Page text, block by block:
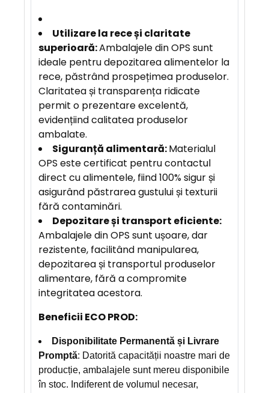
Utilizare la rece și claritate
superioară:Ambalajele din OPS sunt
ideale pentru depozitarea alimentelor la
rece, păstrând prospețimea produselor.
Claritatea și transparența ridicate
permit o prezentare excelentă,
evidențiind calitatea produselor
ambalate.
Siguranță alimentară:Materialul
OPS este certificat pentru contactul
direct cu alimentele, fiind 100% sigur și
asigurând păstrarea gustului și texturii
fără contaminări.
Depozitare și transport eficiente:
Ambalajele din OPS sunt ușoare, dar
rezistente, facilitând manipularea,
depozitarea și transportul produselor
alimentare, fără a compromite
integritatea acestora.
Beneficii ECO PROD:
Disponibilitate Permanentă și Livrare
Promptă: Datorită capacității noastre mari de
producție, ambalajele sunt mereu disponibile
în stoc. Indiferent de volumul necesar,